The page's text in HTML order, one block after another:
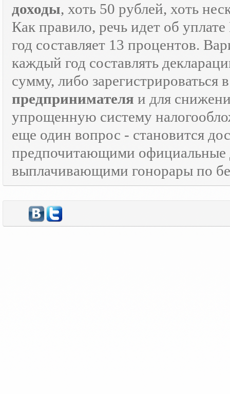
доходы, хоть 50 рублей, хоть
Как правило, речь идет об
год составляет 13 процентов.
каждый год составлять
сумму, либо зарегистрироваться
предпринимателя и для
упрощенную систему
еще один вопрос - становится
предпочитающими официальные
выплачивающими гонорары по